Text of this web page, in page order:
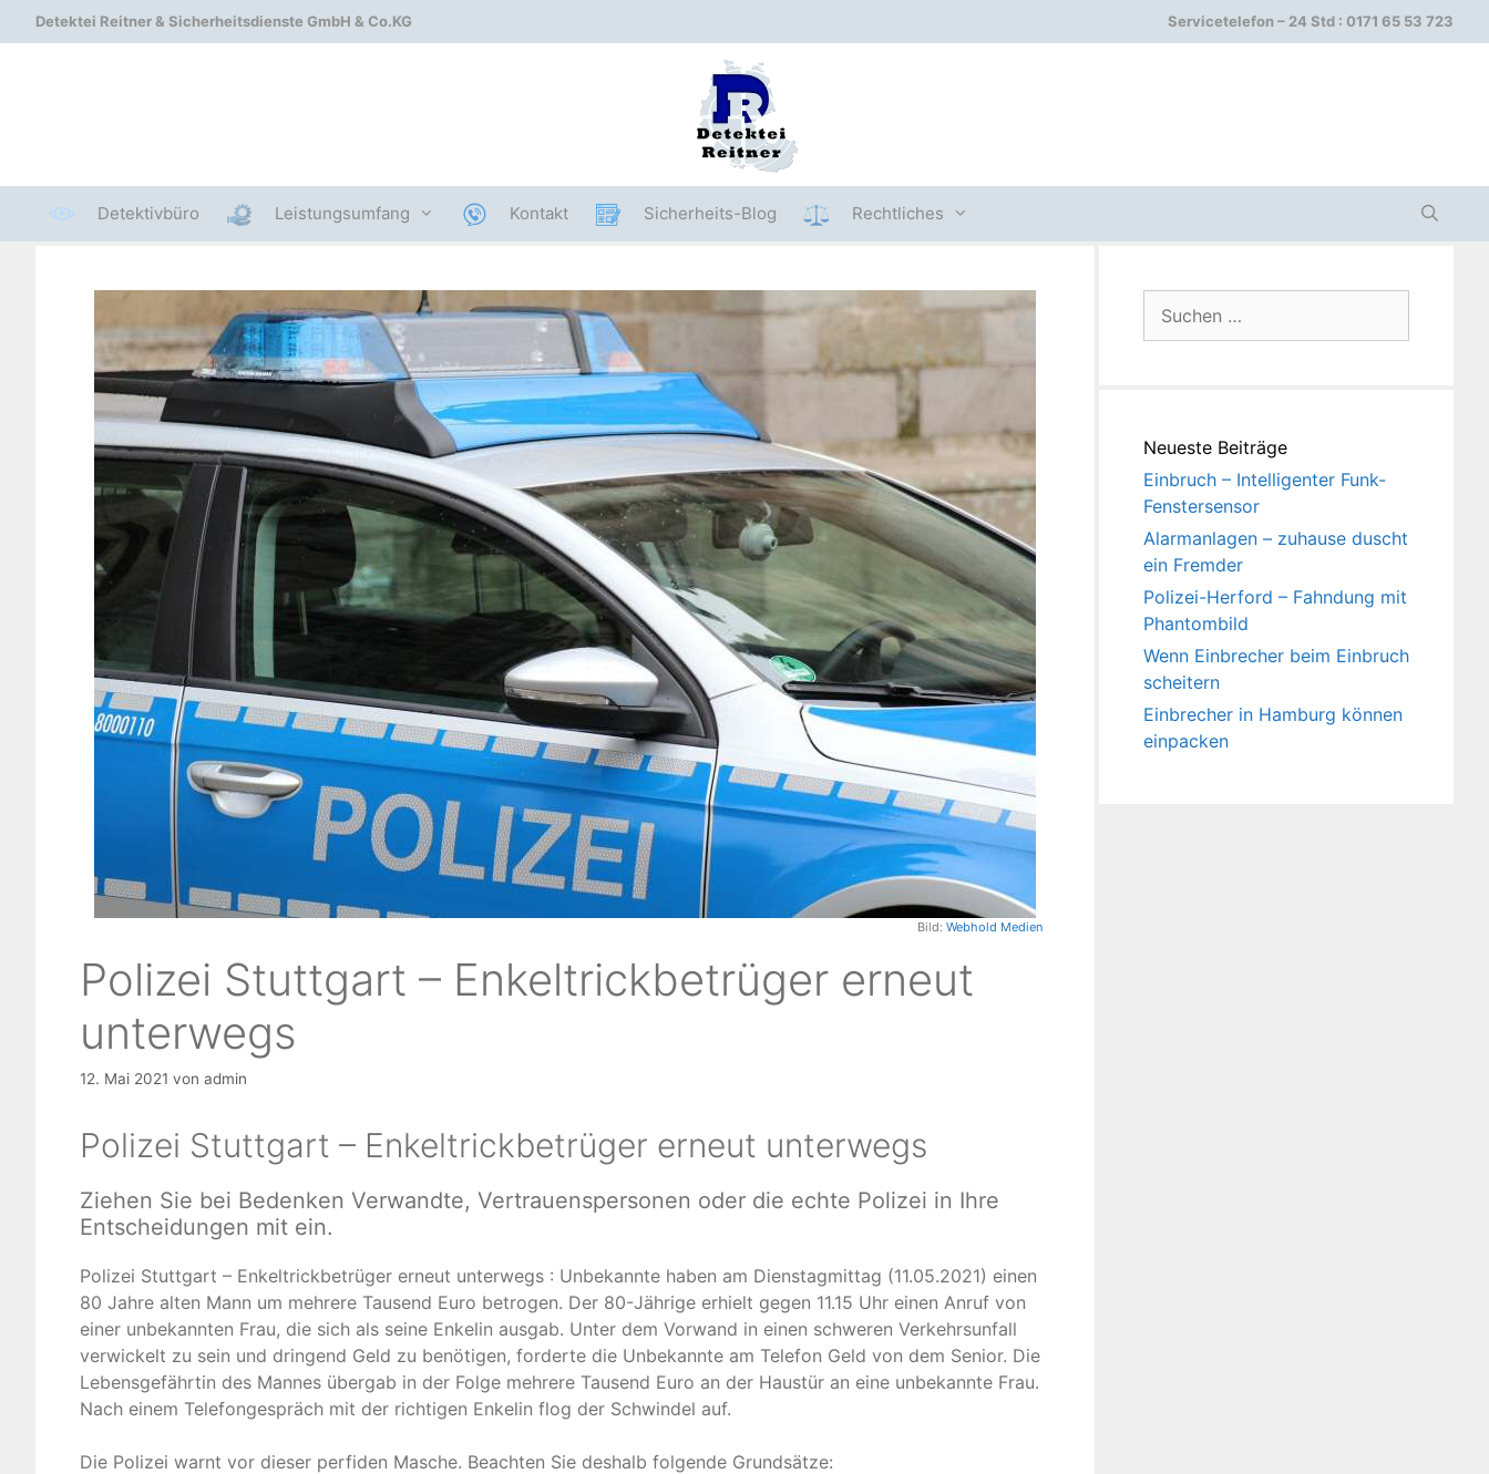
Inhalt
Servicetelefon – 24 Std : 0171 65 53 723
Detektei Reitner & Sicherheitsdienste GmbH & Co.KG
Detektivbüro Leistungsumfang Kontakt Sicherheits-Blog Rechtliches
Bild: Webhold Medien
Polizei Stuttgart – Enkeltrickbetrüger erneut
unterwegs
12. Mai 2021 von admin
Polizei Stuttgart – Enkeltrickbetrüger erneut unterwegs
Ziehen Sie bei Bedenken Verwandte, Vertrauenspersonen oder die echte Polizei in Ihre
Entscheidungen mit ein.
Polizei Stuttgart – Enkeltrickbetrüger erneut unterwegs : Unbekannte haben am Dienstagmittag (11.05.2021) einen
80 Jahre alten Mann um mehrere Tausend Euro betrogen. Der 80-Jährige erhielt gegen 11.15 Uhr einen Anruf von
einer unbekannten Frau, die sich als seine Enkelin ausgab. Unter dem Vorwand in einen schweren Verkehrsunfall
verwickelt zu sein und dringend Geld zu benötigen, forderte die Unbekannte am Telefon Geld von dem Senior. Die
Lebensgefährtin des Mannes übergab in der Folge mehrere Tausend Euro an der Haustür an eine unbekannte Frau.
Nach einem Telefongespräch mit der richtigen Enkelin flog der Schwindel auf.
Die Polizei warnt vor dieser perfiden Masche. Beachten Sie deshalb folgende Grundsätze:
nach:
Neueste Beiträge
Einbruch – Intelligenter Funk-
Fenstersensor
Alarmanlagen – zuhause duscht
ein Fremder
Polizei-Herford – Fahndung mit
Phantombild
Wenn Einbrecher beim Einbruch
scheitern
Einbrecher in Hamburg können
einpacken